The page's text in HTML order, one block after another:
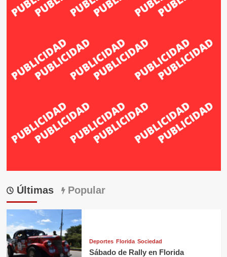
Últimas Popular
Deportes Florida Sociedad
Sábado de Rally en Florida